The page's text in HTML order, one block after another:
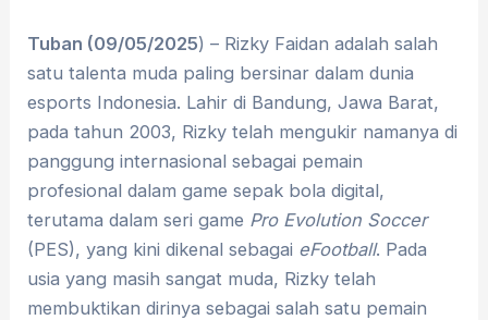
Tuban (09/05/2025) – Rizky Faidan adalah salah
satu talenta muda paling bersinar dalam dunia
esports Indonesia. Lahir di Bandung, Jawa Barat,
pada tahun 2003, Rizky telah mengukir namanya di
panggung internasional sebagai pemain
profesional dalam game sepak bola digital,
terutama dalam seri game Pro Evolution Soccer
(PES), yang kini dikenal sebagai eFootball. Pada
usia yang masih sangat muda, Rizky telah
membuktikan dirinya sebagai salah satu pemain